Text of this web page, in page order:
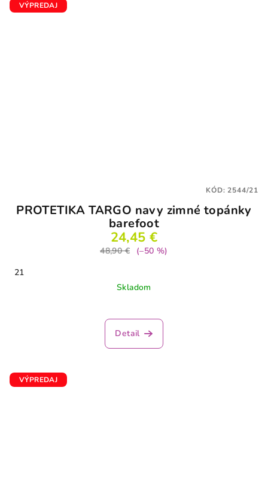
VÝPREDAJ
PROTETIKA TARGO navy zimné topánky
barefoot
24,45 €
48,90 €
(–50 %)
21
Skladom
Detail
KÓD:2544/21
VÝPREDAJ